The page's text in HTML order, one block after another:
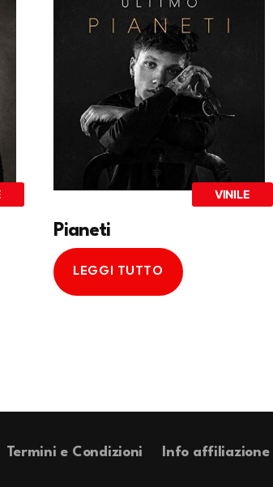
VINILE
Pianeti
LEGGI TUTTO
Termini e Condizioni Info affiliazione